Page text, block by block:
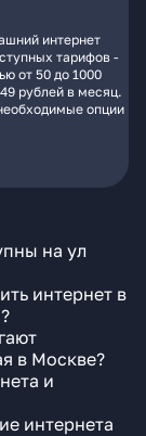
интернет
тарифов -
от 50 до 1000
рублей в месяц.
опции
на ул
интернет в
в Москве?
и
интернета